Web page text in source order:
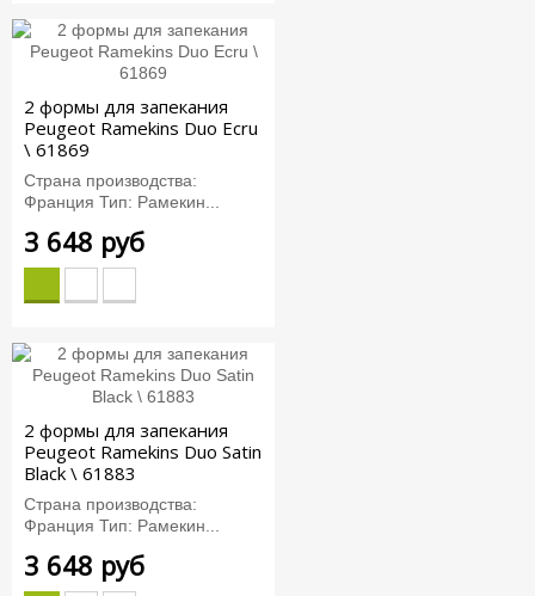
2 формы для запекания
Peugeot Ramekins Duo Ecru
\ 61869
Страна производства:
Франция Тип: Рамекин...
3 648 руб
2 формы для запекания
Peugeot Ramekins Duo Satin
Black \ 61883
Страна производства:
Франция Тип: Рамекин...
3 648 руб